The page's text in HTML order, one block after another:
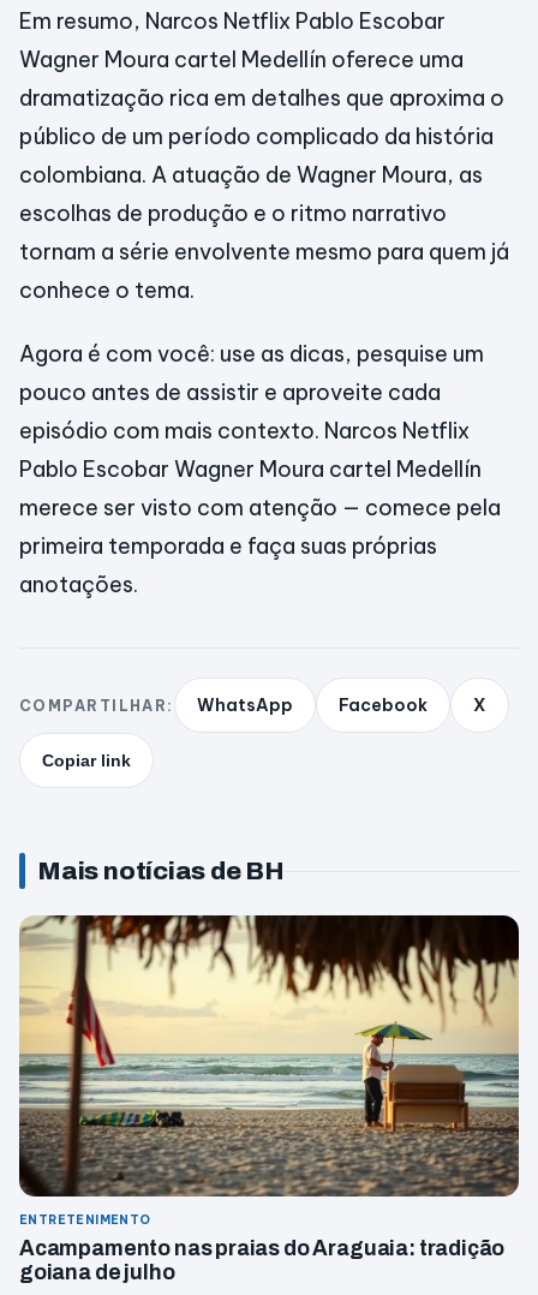
Em resumo, Narcos Netflix Pablo Escobar
Wagner Moura cartel Medellín oferece uma
dramatização rica em detalhes que aproxima o
público de um período complicado da história
colombiana. A atuação de Wagner Moura, as
escolhas de produção e o ritmo narrativo
tornam a série envolvente mesmo para quem já
conhece o tema.
Agora é com você: use as dicas, pesquise um
pouco antes de assistir e aproveite cada
episódio com mais contexto. Narcos Netflix
Pablo Escobar Wagner Moura cartel Medellín
merece ser visto com atenção — comece pela
primeira temporada e faça suas próprias
anotações.
COMPARTILHAR: WhatsApp Facebook X
Copiar link
Mais notícias de BH
ENTRETENIMENTO
Acampamento nas praias do Araguaia: tradição
goiana de julho